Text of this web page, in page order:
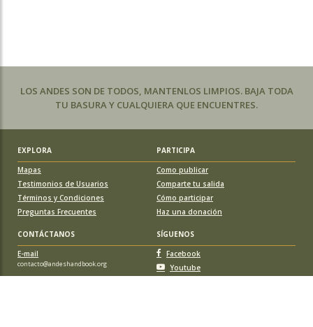
LOS ANDES SON DE TODOS, MANTENLOS LIMPIOS. BAJA TODA
TU BASURA Y CUALQUIERA QUE ENCUENTRES.
EXPLORA
PARTICIPA
Mapas
Testimonios de Usuarios
Términos y Condiciones
Preguntas Frecuentes
Como publicar
Comparte tu salida
Cómo participar
Haz una donación
CONTÁCTANOS
SÍGUENOS
E-mail
contacto@andeshandbook.org
Facebook
Youtube